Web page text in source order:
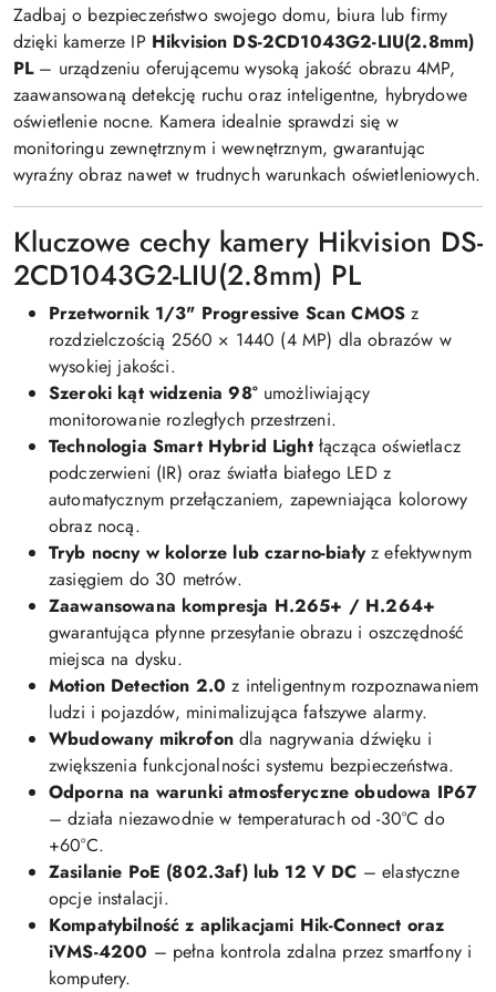
Zadbaj o bezpieczeństwo swojego domu, biura lub firmy
dzięki kamerze IP Hikvision DS-2CD1043G2-LIU(2.8mm)
PL– urządzeniu oferującemu wysoką jakość obrazu 4MP,
zaawansowaną detekcję ruchu oraz inteligentne, hybrydowe
oświetlenie nocne. Kamera idealnie sprawdzi się w
monitoringu zewnętrznym i wewnętrznym, gwarantując
wyraźny obraz nawet w trudnych warunkach oświetleniowych.
Kluczowe cechy kamery Hikvision DS-
2CD1043G2-LIU(2.8mm) PL
Przetwornik 1/3" Progressive Scan CMOS z
rozdzielczością 2560 × 1440 (4 MP) dla obrazów w
wysokiej jakości.
Szeroki kąt widzenia 98°umożliwiający
monitorowanie rozległych przestrzeni.
Technologia Smart Hybrid Lightłącząca oświetlacz
podczerwieni (IR) oraz światła białego LED z
automatycznym przełączaniem, zapewniająca kolorowy
obraz nocą.
Tryb nocny w kolorze lub czarno-białyz efektywnym
zasięgiem do 30 metrów.
Zaawansowana kompresja H.265+ / H.264+
gwarantująca płynne przesyłanie obrazu i oszczędność
miejsca na dysku.
Motion Detection 2.0 z inteligentnym rozpoznawaniem
ludzi i pojazdów, minimalizująca fałszywe alarmy.
Wbudowany mikrofondla nagrywania dźwięku i
zwiększenia funkcjonalności systemu bezpieczeństwa.
Odporna na warunki atmosferyczne obudowa IP67
– działa niezawodnie w temperaturach od -30°C do
+60°C.
Zasilanie PoE (802.3af) lub 12 V DC – elastyczne
opcje instalacji.
Kompatybilność z aplikacjami Hik-Connect oraz
iVMS-4200 – pełna kontrola zdalna przez smartfony i
komputery.